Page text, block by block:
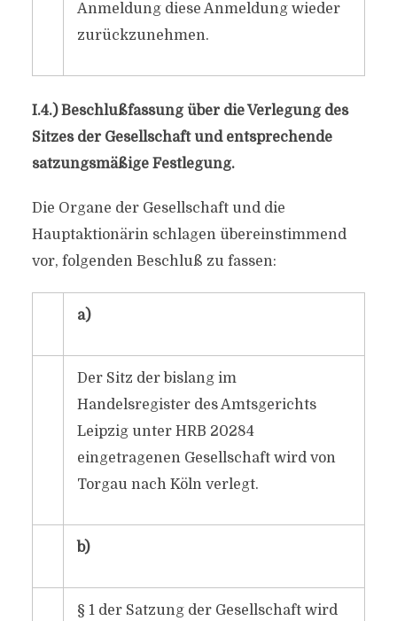
Anmeldung diese Anmeldung wieder
zurückzunehmen.
I.4.) Beschlußfassung über die Verlegung des
Sitzes der Gesellschaft und entsprechende
satzungsmäßige Festlegung.
Die Organe der Gesellschaft und die
Hauptaktionärin schlagen übereinstimmend
vor, folgenden Beschluß zu fassen:
a)
Der Sitz der bislang im
Handelsregister des Amtsgerichts
Leipzig unter HRB 20284
eingetragenen Gesellschaft wird von
Torgau nach Köln verlegt.
b)
§ 1 der Satzung der Gesellschaft wird